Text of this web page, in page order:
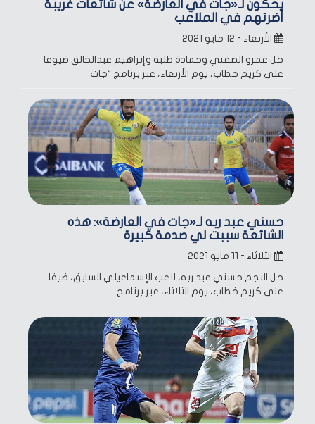
يحكون لـ«جات في العارضة» عن شائعات غريبة
أضرتهم في الملاعب
الأربعاء - ١٢ مايو ٢٠٢١
حل عمرو الصفتي وحمادة طلبة وإبراهيم عبدالخالق ضيوفا
على كريم خطاب، يوم الأربعاء، عبر برنامج “جات
حسني عبد ربه لـ«جات في العارضة»: هذه
الشائعة سببت لي صدمة كبيرة
الثلاثاء - ١١ مايو ٢٠٢١
حل النجم حسني عبد ربه، لاعب الإسماعيلي السابق، ضيفا
على كريم خطاب، يوم الثلاثاء، عبر برنامج